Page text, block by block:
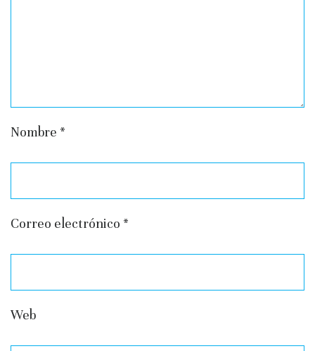
Nombre *
Correo electrónico *
Web